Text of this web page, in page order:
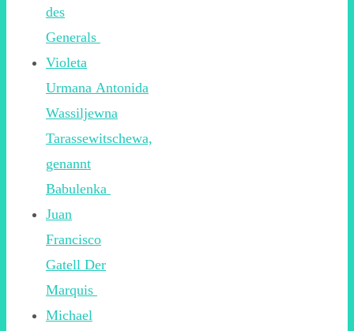
des
Generals
Violeta
Urmana Antonida
Wassiljewna
Tarassewitschewa,
genannt
Babulenka
Juan
Francisco
Gatell Der
Marquis
Michael